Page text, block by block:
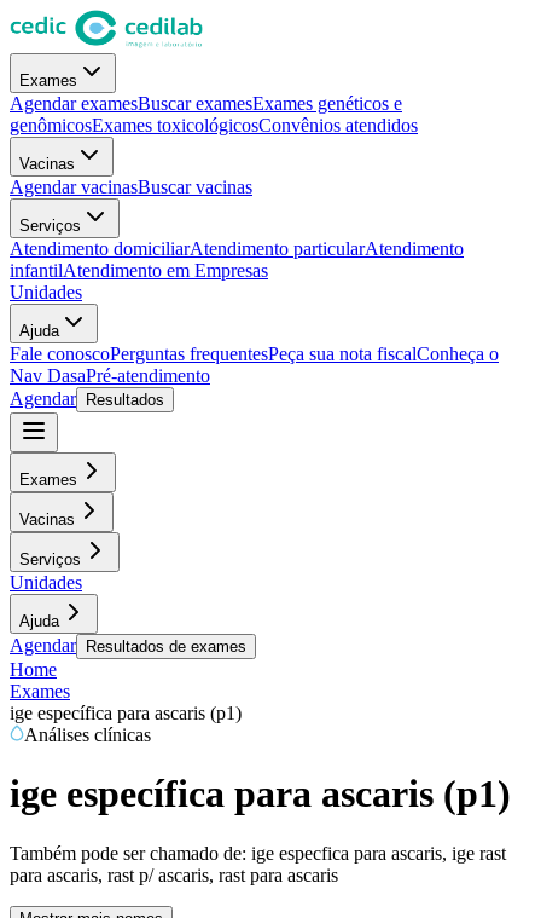
Exames
Agendar examesBuscar examesExames genéticos e
genômicosExames toxicológicosConvênios atendidos
Vacinas
Agendar vacinasBuscar vacinas
Serviços
Atendimento domiciliarAtendimento particularAtendimento
infantilAtendimento em Empresas
Unidades
Ajuda
Fale conoscoPerguntas frequentesPeça sua nota fiscalConheça o
Nav DasaPré-atendimento
Agendar
Resultados
Exames
Vacinas
Serviços
Unidades
Ajuda
Agendar Resultados de exames
Home
Exames
ige específica para ascaris (p1)
Análises clínicas
ige específica para ascaris (p1)
Também pode ser chamado de: ige especfica para ascaris, ige rast
para ascaris, rast p/ ascaris, rast para ascaris